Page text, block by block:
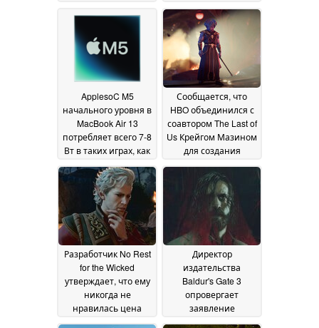
June 2026
ограничениями 03
June 2026
ApplesoC M5
начального уровня в
MacBook Air 13
потребляет всего 7-8
Вт в таких играх, как
Baldur's Gate 308 March
2026
Сообщается, что
HBO объединился с
соавтором The Last of
Us Крейгом Мазином
для создания
07 February 2026
Разработчик No Rest
for the Wicked
утверждает, что ему
никогда не
нравилась цена
Директор
издательства
Baldur's Gate 3
опровергает
заявление